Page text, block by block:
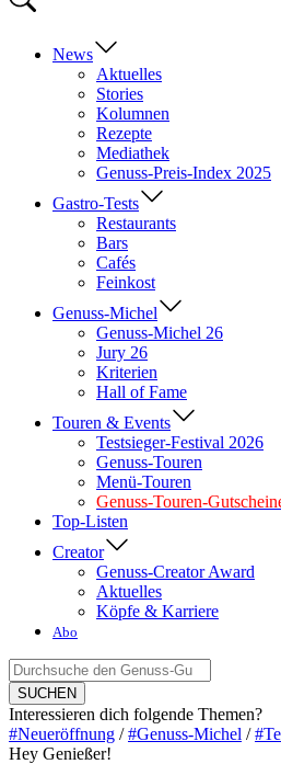
öffnen
News
Aktuelles
Stories
Kolumnen
Rezepte
Mediathek
Genuss-Preis-Index 2025
Gastro-Tests
Restaurants
Bars
Cafés
Feinkost
Genuss-Michel
Genuss-Michel 26
Jury 26
Kriterien
Hall of Fame
Touren & Events
Testsieger-Festival 2026
Genuss-Touren
Menü-Touren
Genuss-Touren-
Top-Listen
Creator
Genuss-Creator Award
Aktuelles
Köpfe & Karriere
Abo
Suche
nach:
SUCHEN
Interessieren dich folgende Themen?
#Neueröffnung /#Genuss-Michel /
Hey Genießer!